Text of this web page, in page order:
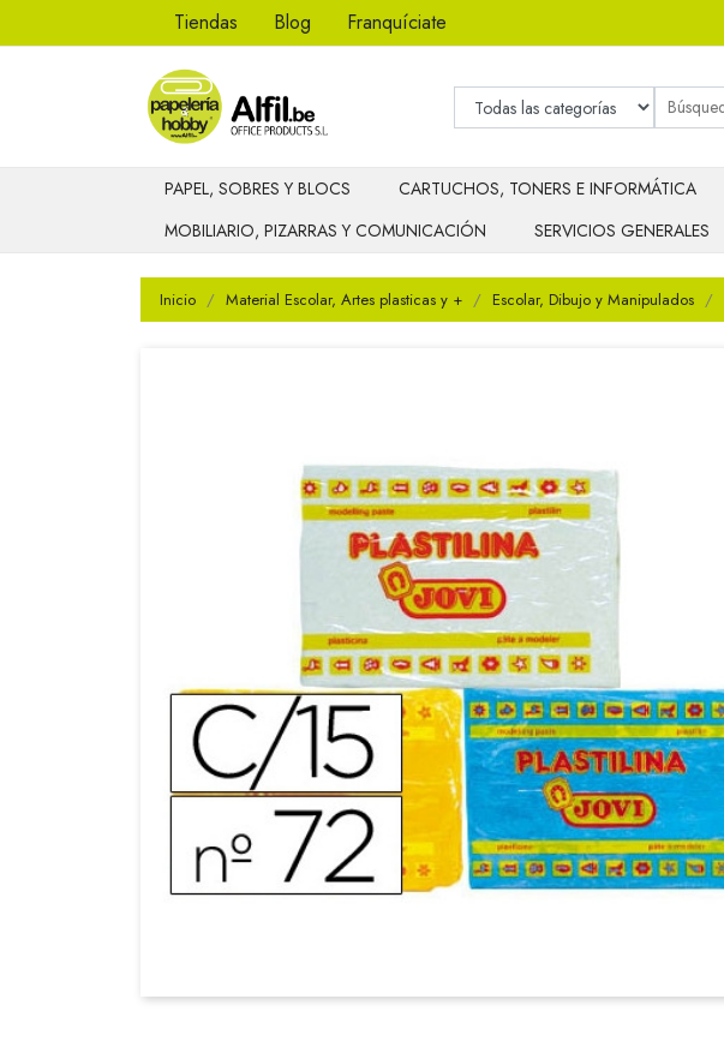
Tiendas Blog Franquíciate
PAPEL, SOBRES Y BLOCS CARTUCHOS, TONERS E INFORMÁTICA
MOBILIARIO, PIZARRAS Y COMUNICACIÓN
SERVICIOS GENERALES
Inicio Material Escolar, Artes plasticas y + Escolar, Dibujo y Manipulados